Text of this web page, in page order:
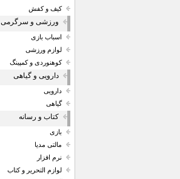
کیف و کفش
ورزشی و سرگرمی
اسباب بازی
لوازم ورزشی
کوهنوردی و کمپینگ
دارویی و گیاهی
دارویی
گیاهی
کتاب و رسانه
بازی
مالتی مدیا
نرم افزار
لوازم التحریر و کتاب